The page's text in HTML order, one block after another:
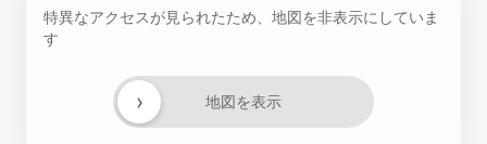
特異なアクセスが見られたため、地図を非表示にしていま
す
地図を表示
›